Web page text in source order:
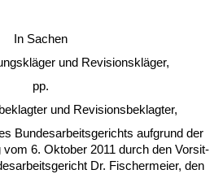
In Sa­chen
und Re­vi­si­onskläger,
pp.
und Re­vi­si­ons­be­klag­ter,
Bun­des­ar­beits­ge­richts auf­grund der
vom 6. Ok­to­ber 2011 durch den Vor­sit­
Dr. Fi­scher­mei­er, den